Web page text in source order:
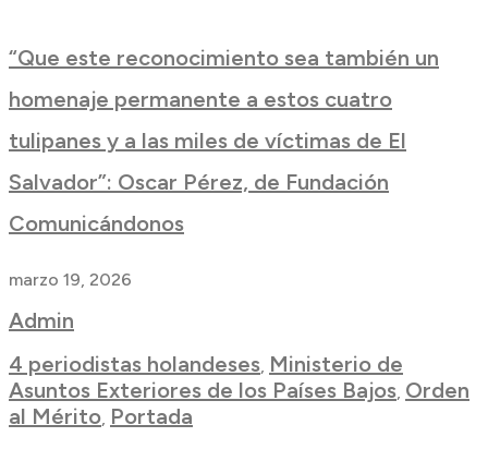
“Que este reconocimiento sea también un
homenaje permanente a estos cuatro
tulipanes y a las miles de víctimas de El
Salvador”: Oscar Pérez, de Fundación
Comunicándonos
marzo 19, 2026
Admin
4 periodistas holandeses, Ministerio de
Asuntos Exteriores de los Países Bajos, Orden
al Mérito, Portada